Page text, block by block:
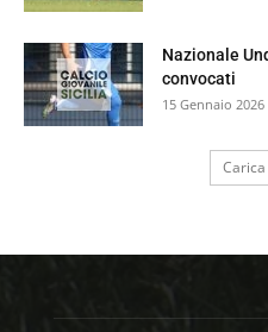
Nazionale
convocati
15 Gennaio 2026